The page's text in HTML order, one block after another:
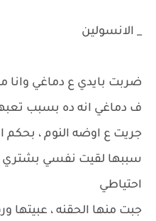
_ الانسولين
ضربت بايدي ع دماغي
ف دماغي انه ده بسبب
جريت ع اوضه النوم ،
سببها لقيت نفسي
احتياطي
جبت منها الحقنه ، عبيتها